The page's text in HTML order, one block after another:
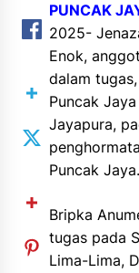
PUNCAK
2025-
Enok,
dalam
Puncak
Jayapura,
Puncak Jaya.
Bripka
tugas pada
Lima-Lima,